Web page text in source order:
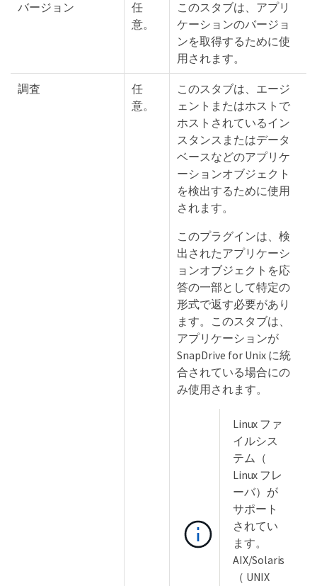
バージョン
任
意。
このスタブは、アプリ
ケーションのバージョ
ンを取得するために使
用されます。
調査
任
意。
このスタブは、エージ
ェントまたはホストで
ホストされているイン
スタンスまたはデータ
ベースなどのアプリケ
ーションオブジェクト
を検出するために使用
されます。
このプラグインは、検
出されたアプリケーシ
ョンオブジェクトを応
答の一部として特定の
形式で返す必要があり
ます。このスタブは、
アプリケーションが
SnapDrive for Unix に統
合されている場合にの
み使用されます。
Linux ファ
イルシス
テム（
Linux フレ
ーバ）が
サポート
されてい
ます。
AIX/Solaris
（ UNIX